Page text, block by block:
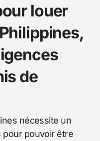
louer
de
nécessite un
pour pouvoir être